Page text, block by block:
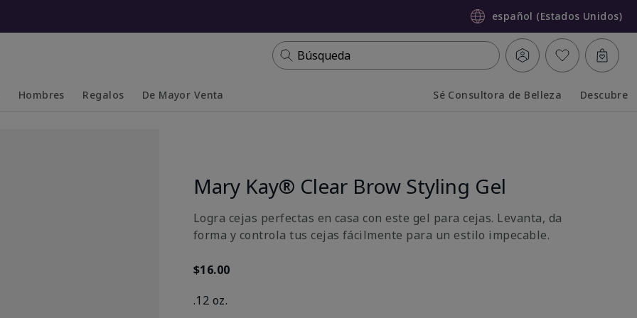
español (Estados Unidos)
Búsqueda
Hombres Regalos De Mayor Venta Sé Consultora de Belleza Descubre
Mary Kay® Clear Brow Styling Gel
Logra cejas perfectas en casa con este gel para cejas. Levanta, da
forma y controla tus cejas fácilmente para un estilo impecable.
$16.00
.12 oz.